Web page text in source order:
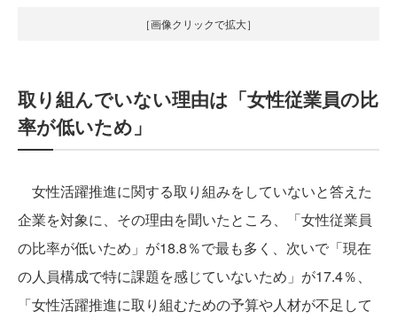
［画像クリックで拡大］
取り組んでいない理由は「女性従業員の比
率が低いため」
女性活躍推進に関する取り組みをしていないと答えた
企業を対象に、その理由を聞いたところ、「女性従業員
の比率が低いため」が18.8％で最も多く、次いで「現在
の人員構成で特に課題を感じていないため」が17.4％、
「女性活躍推進に取り組むための予算や人材が不足して